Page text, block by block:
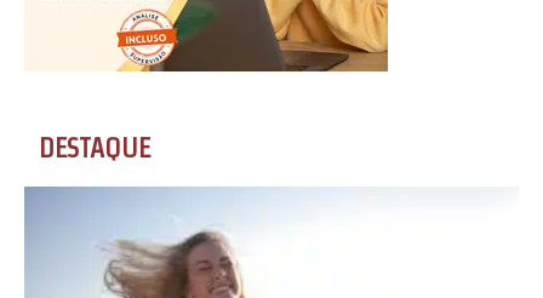
DESTAQUE